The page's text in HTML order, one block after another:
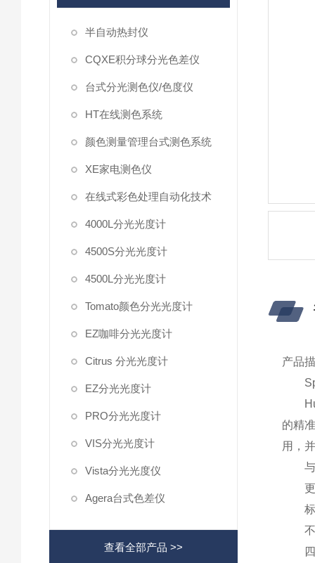
半自动热封仪
CQXE积分球分光色差仪
台式分光测色仪/色度仪
HT在线测色系统
颜色测量管理台式测色系统
XE家电测色仪
在线式彩色处理自动化技术
4000L分光光度计
4500S分光光度计
4500L分光光度计
Tomato颜色分光光度计
EZ咖啡分光光度计
Citrus 分光光度计
EZ分光光度计
PRO分光光度计
VIS分光光度计
Vista分光光度仪
Agera台式色差仪
查看全部产品 >>
产品
的精
用，
与
更
标准
不需
四通